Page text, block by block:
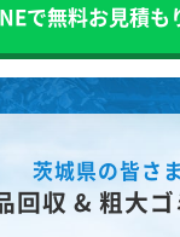
で無料お見積も
茨城県の皆さま
回収 & 粗大